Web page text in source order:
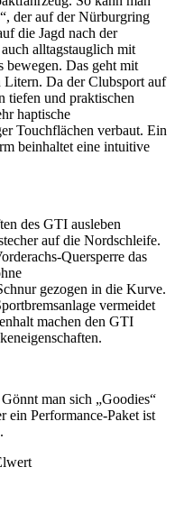
der auf der Nürburgring
die Jagd nach der
alltagstauglich mit
Das geht mit
Litern. Da der Clubsport auf
tiefen und praktischen
haptische
Touchflächen verbaut. Ein
beinhaltet eine intuitive
des GTI ausleben
auf die Nordschleife.
Quersperre das
gezogen in die Kurve.
vermeidet
machen den GTI
man sich „Goodies“
ein Performance-Paket ist